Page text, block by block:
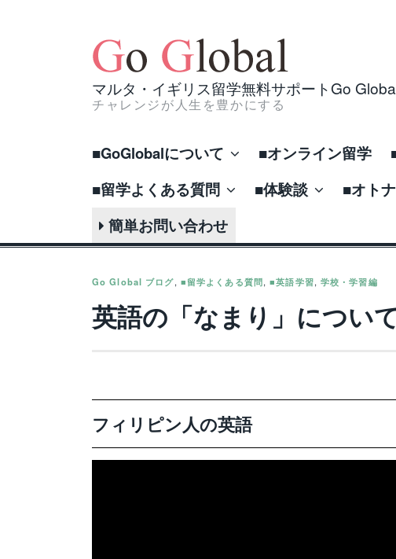
マルタ・イギリス留学無料サポートGo
チャレンジが人生を豊かにする
■GoGlobalについて ■オンライン留学
■留学よくある質問
■体験談 ■オト
簡単お問い合わせ
Go Global ブログ, ■留学よくある質問,■英語学習,学校・学習編
英語の「なまり」につい
フィリピン人の英語